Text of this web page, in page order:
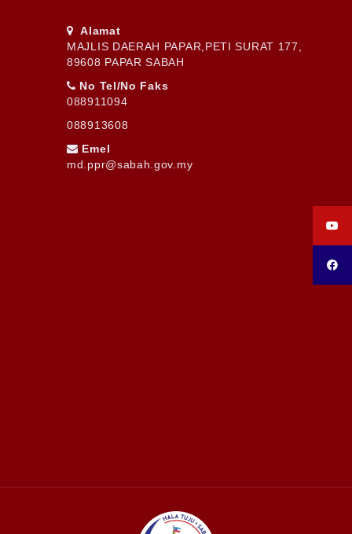
Alamat
MAJLIS DAERAH PAPAR,PETI SURAT 177,
89608 PAPAR SABAH
No Tel/No Faks
088911094
088913608
Emel
md.ppr@sabah.gov.my